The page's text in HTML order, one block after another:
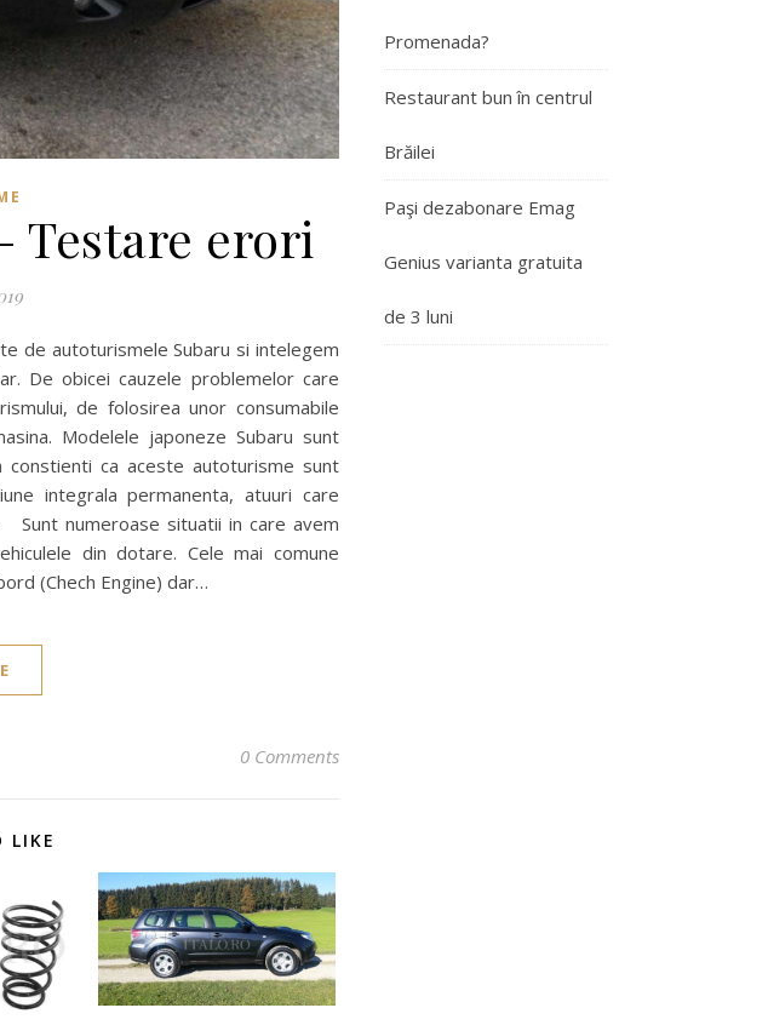
Testare erori
de autoturismele Subaru si intelegem
De obicei cauzele problemelor care
de folosirea unor consumabile
Modelele japoneze Subaru sunt
ca aceste autoturisme sunt
integrala permanenta, atuuri care
numeroase situatii in care avem
din dotare. Cele mai comune
(Chech Engine) dar…
0 Comments
LIKE
Promenada?
Restaurant bun în centrul
Brăilei
Paşi dezabonare Emag
Genius varianta gratuita
de 3 luni